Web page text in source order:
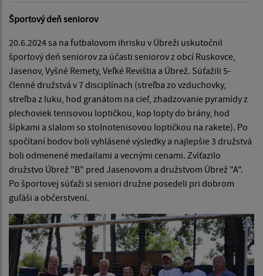
Športový deň seniorov
20.6.2024 sa na futbalovom ihrisku v Úbreži uskutočnil
športový deň seniorov za účasti seniorov z obcí Ruskovce,
Jasenov, Vyšné Remety, Veľké Revištia a Úbrež. Súťažili 5-
členné družstvá v 7 disciplínach (streľba zo vzduchovky,
streľba z luku, hod granátom na cieľ, zhadzovanie pyramídy z
plechoviek tenisovou loptičkou, kop lopty do brány, hod
šípkami a slalom so stolnotenisovou loptičkou na rakete). Po
spočítaní bodov boli vyhlásené výsledky a najlepšie 3 družstvá
boli odmenené medailami a vecnými cenami. Zvíťazilo
družstvo Úbrež "B" pred Jasenovom a družstvom Úbrež "A".
Po športovej súťaži si seniori družne posedeli pri dobrom
guľáši a občerstvení.